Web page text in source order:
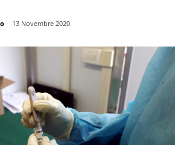
13 Novembre 2020